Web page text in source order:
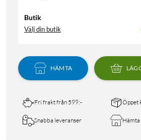
Butik
Välj din butik
HÄMTA
Fri frakt från 599:- Öppet
Snabba leveranser Hämta